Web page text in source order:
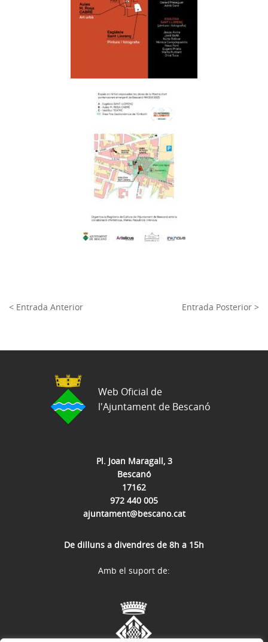
< Entrada Anterior Entrada Posterior >
Pl. Joan Maragall, 3
Bescanó
17162
972 440 005
ajuntament@bescano.cat
De dilluns a divendres de 8h a 15h
Web Oficial de
l'Ajuntament de Bescanó
Amb el suport de: